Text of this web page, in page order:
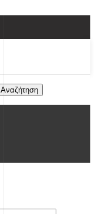
Αναζήτηση